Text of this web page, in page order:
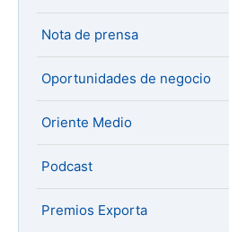
Nota de prensa
Oportunidades de negocio
Oriente Medio
Podcast
Premios Exporta